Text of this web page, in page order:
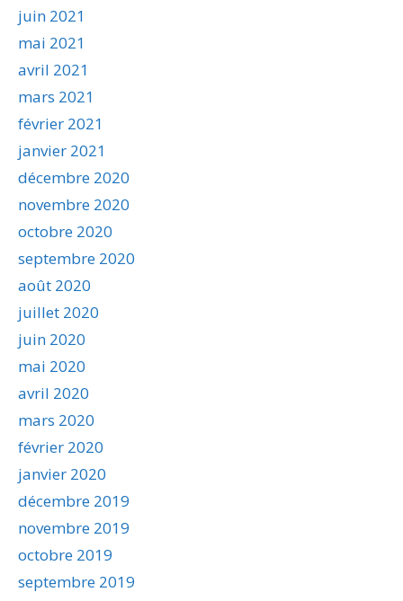
juin 2021
mai 2021
avril 2021
mars 2021
février 2021
janvier 2021
décembre 2020
novembre 2020
octobre 2020
septembre 2020
août 2020
juillet 2020
juin 2020
mai 2020
avril 2020
mars 2020
février 2020
janvier 2020
décembre 2019
novembre 2019
octobre 2019
septembre 2019